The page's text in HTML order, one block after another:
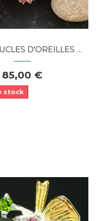
DE CRÉATEUR EN...
85,00 €
stock